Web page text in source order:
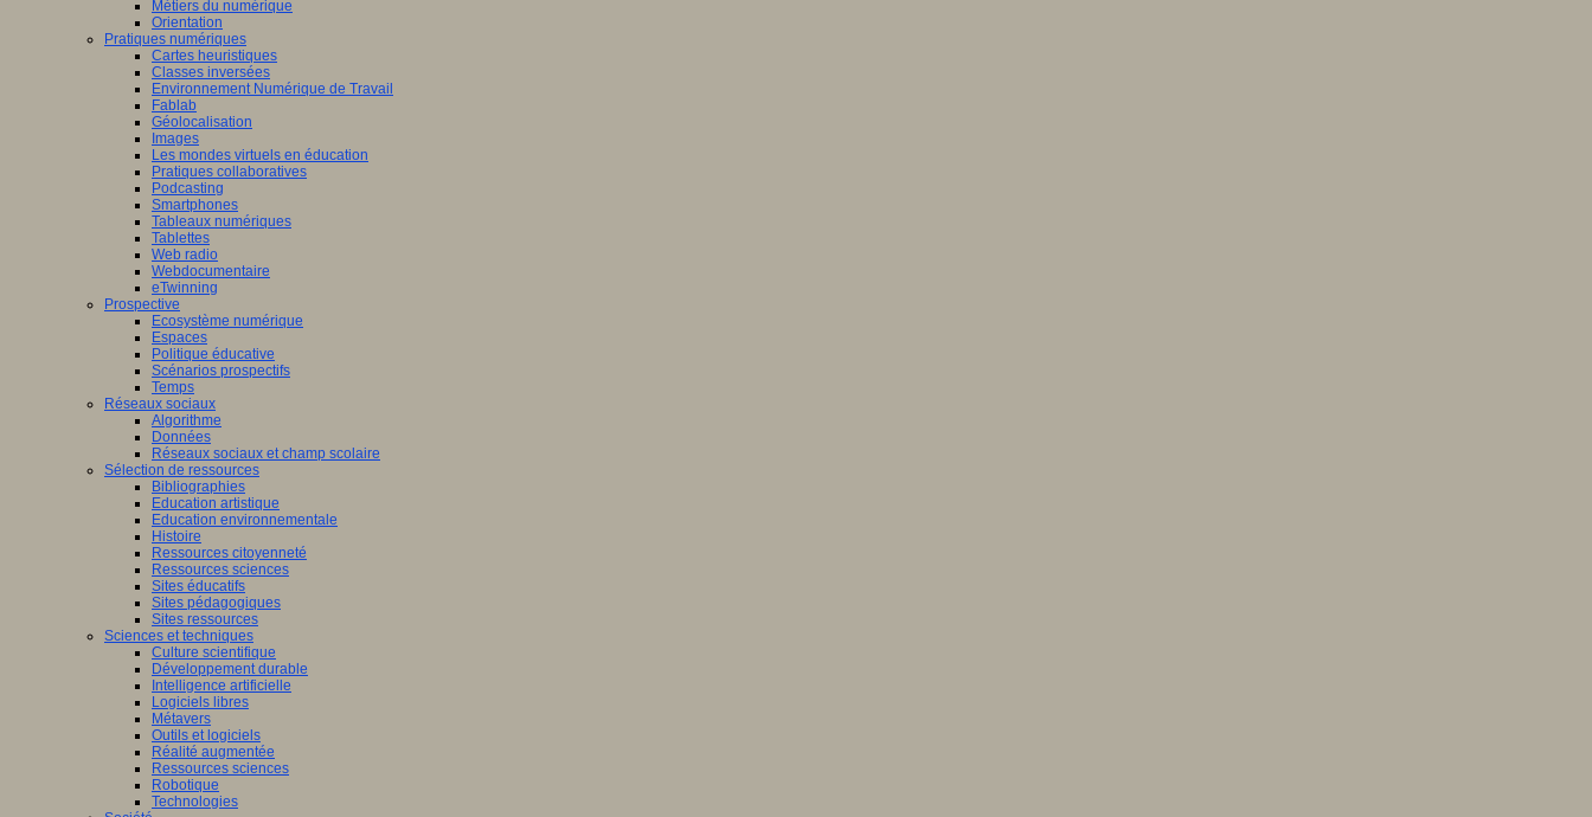
Métiers du numérique
Orientation
Pratiques numériques
Cartes heuristiques
Classes inversées
Environnement Numérique de Travail
Fablab
Géolocalisation
Images
Les mondes virtuels en éducation
Pratiques collaboratives
Podcasting
Smartphones
Tableaux numériques
Tablettes
Web radio
Webdocumentaire
eTwinning
Prospective
Ecosystème numérique
Espaces
Politique éducative
Scénarios prospectifs
Temps
Réseaux sociaux
Algorithme
Données
Réseaux sociaux et champ scolaire
Sélection de ressources
Bibliographies
Education artistique
Education environnementale
Histoire
Ressources citoyenneté
Ressources sciences
Sites éducatifs
Sites pédagogiques
Sites ressources
Sciences et techniques
Culture scientifique
Développement durable
Intelligence artificielle
Logiciels libres
Métavers
Outils et logiciels
Réalité augmentée
Ressources sciences
Robotique
Technologies